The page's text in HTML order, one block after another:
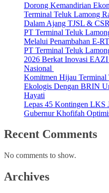
Dorong Kemandirian
Terminal Teluk Lamong
Dalam Ajang TJSL &
PT Terminal Teluk
Melalui Penambahan E-
PT Terminal Teluk
2026 Berkat Inovasi
Nasional
Komitmen Hijau Terminal
Ekologis Dengan BRIN
Hayati
Lepas 45 Kontingen LKS
Gubernur Khofifah
Recent Comments
No comments to show.
Archives